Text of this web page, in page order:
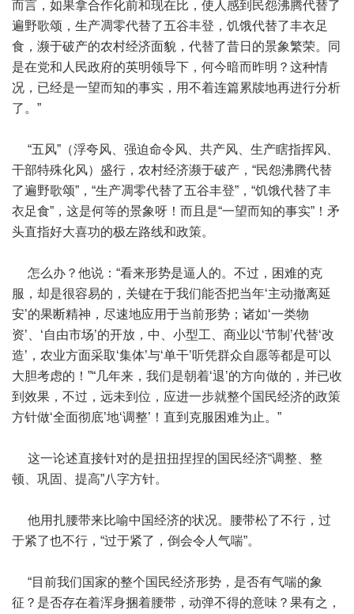
而言，如果拿合作化前和现在比，使人感到民怨沸腾代替了
遍野歌颂，生产凋零代替了五谷丰登，饥饿代替了丰衣足
食，濒于破产的农村经济面貌，代替了昔日的景象繁荣。同
是在党和人民政府的英明领导下，何今暗而昨明？这种情
况，已经是一望而知的事实，用不着连篇累牍地再进行分析
了。”
“五风”（浮夸风、强迫命令风、共产风、生产瞎指挥风、
干部特殊化风）盛行，农村经济濒于破产，“民怨沸腾代替
了遍野歌颂”，“生产凋零代替了五谷丰登”，“饥饿代替了丰
衣足食”，这是何等的景象呀！而且是“一望而知的事实”！矛
头直指好大喜功的极左路线和政策。
怎么办？他说：“看来形势是逼人的。不过，困难的克
服，却是很容易的，关键在于我们能否把当年‘主动撤离延
安’的果断精神，尽速地应用于当前形势；诸如‘一类物
资’、‘自由市场’的开放，中、小型工、商业以‘节制’代替‘改
造’，农业方面采取‘集体’与‘单干’听凭群众自愿等都是可以
大胆考虑的！”“几年来，我们是朝着‘退’的方向做的，并已收
到效果，不过，远未到位，应进一步就整个国民经济的政策
方针做‘全面彻底’地‘调整’！直到克服困难为止。”
这一论述直接针对的是扭扭捏捏的国民经济“调整、整
顿、巩固、提高”八字方针。
他用扎腰带来比喻中国经济的状况。腰带松了不行，过
于紧了也不行，“过于紧了，倒会令人气喘”。
“目前我们国家的整个国民经济形势，是否有气喘的象
征？是否存在着浑身捆着腰带，动弹不得的意味？果有之，